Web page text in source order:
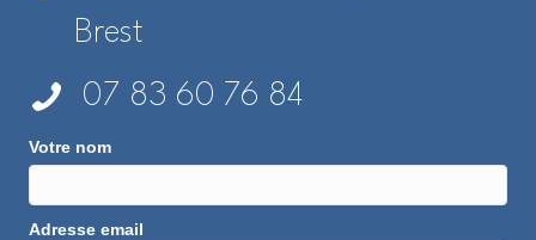
Brest
07 83 60 76 84
Votre nom
Adresse email